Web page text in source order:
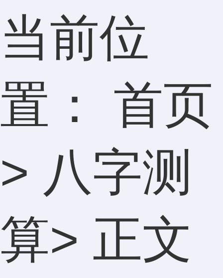
当前位
置： 首页
> 八字测
算> 正文